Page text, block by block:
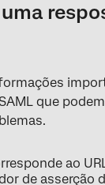
que
ao
de asserção